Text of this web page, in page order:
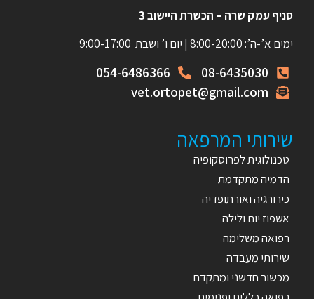
סניף עמק שרה – הכשרת היישוב 3
ימים א’-ה’: 8:00-20:00 | יום ו’ ושבת 9:00-17:00
08-6435030
054-6486366
vet.ortopet@gmail.com
שירותי המרפאה
טכנולוגית לפרוסקופיה
הדמיה מתקדמת
כירורגיה ואורתופדיה
אשפוז יום ולילה
רפואה משלימה
שירותי מעבדה
מכשור חדשני ומתקדם